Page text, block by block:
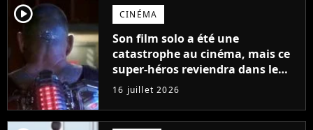
player2 CINÉMA
Son film solo a été une
catastrophe au cinéma, mais ce
super-héros reviendra dans le
film Superman 2
16 juillet 2026